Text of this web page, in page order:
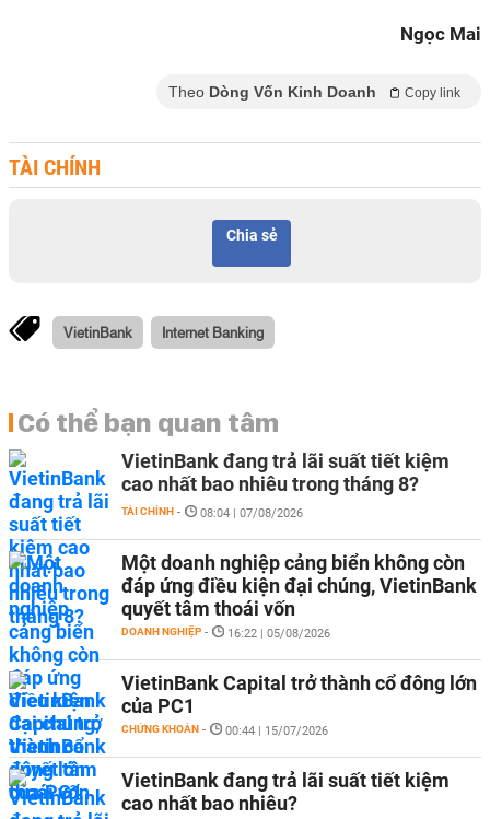
Ngọc Mai
Theo Dòng Vốn Kinh Doanh Copy link
TÀI CHÍNH
Chia sẻ
VietinBank Internet Banking
Có thể bạn quan tâm
VietinBank đang trả lãi suất tiết kiệm
cao nhất bao nhiêu trong tháng 8?
TÀI CHÍNH - 08:04 | 07/08/2026
Một doanh nghiệp cảng biển không còn
đáp ứng điều kiện đại chúng, VietinBank
quyết tâm thoái vốn
DOANH NGHIỆP - 16:22 | 05/08/2026
VietinBank Capital trở thành cổ đông lớn
của PC1
CHỨNG KHOÁN - 00:44 | 15/07/2026
VietinBank đang trả lãi suất tiết kiệm
cao nhất bao nhiêu?